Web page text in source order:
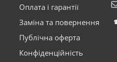
Оплата і гарантії
Заміна та повернення
Публічна оферта
Конфіденційність